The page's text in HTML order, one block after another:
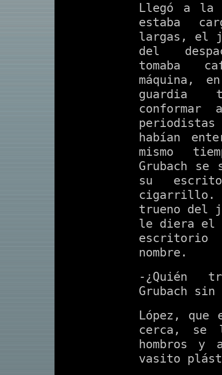
Llegó a la
estaba
largas, el
del
tomaba
máquina,
guardia
conformar
habían
mismo
Grubach
su
cigarrillo.
trueno del
le diera el
nombre.
-¿Quién
Grubach
López, que
cerca, se
hombros y
vasito